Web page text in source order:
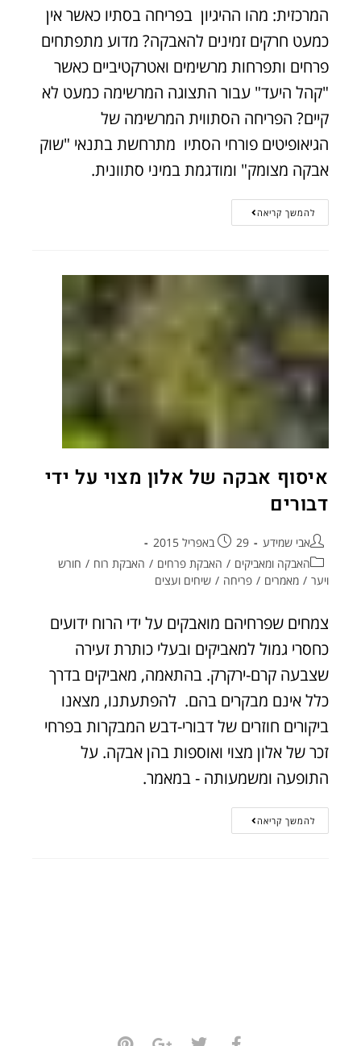
המרכזית: מהו ההיגיון בפריחה בסתיו כאשר אין
כמעט חרקים זמינים להאבקה? מדוע מתפתחים
פרחים ותפרחות מרשימים ואטרקטיביים כאשר
"קהל היעד" עבור התצוגה המרשימה כמעט לא
קיים? הפריחה הסתווית המרשימה של
הגיאופיטים פורחי הסתיו מתרחשת בתנאי "שוק
אבקה מצומק" ומודגמת במיני סתוונית.
להמשך קריאה
איסוף אבקה של אלון מצוי על ידי
דבורים
אבי שמידע
29 באפריל 2015
האבקה ומאביקים / האבקת פרחים / האבקת רוח / חורש
ויער / מאמרים / פריחה / שיחים ועצים
צמחים שפרחיהם מואבקים על ידי הרוח ידועים
כחסרי גמול למאביקים ובעלי כותרת זעירה
שצבעה קרם-ירקרק. בהתאמה, מאביקים בדרך
כלל אינם מבקרים בהם. להפתעתנו, מצאנו
ביקורים חוזרים של דבורי-דבש המבקרות בפרחי
זכר של אלון מצוי ואוספות בהן אבקה. על
התופעה ומשמעותה - במאמר.
להמשך קריאה